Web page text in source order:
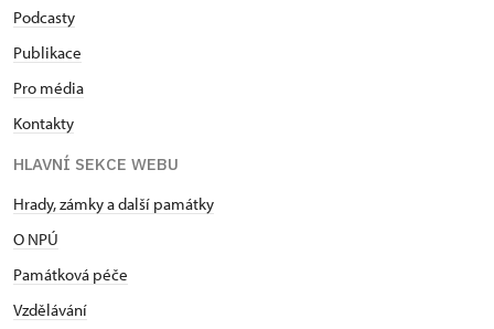
Podcasty
Publikace
Pro média
Kontakty
HLAVNÍ SEKCE WEBU
Hrady, zámky a další památky
O NPÚ
Památková péče
Vzdělávání